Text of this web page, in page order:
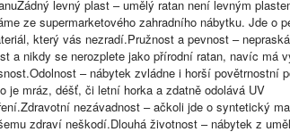
levný plast – umělý ratan není levným
ze supermarketového zahradního nábytku. Jde o
který vás nezradí.Pružnost a pevnost –
a nikdy se nerozplete jako přírodní ratan, navíc má
– nábytek zvládne i horší povětrnostní
je mráz, déšť, či letní horka a zdatně odolává UV
nezávadnost – ačkoli jde o syntetický
zdraví neškodí.Dlouhá životnost – nábytek z